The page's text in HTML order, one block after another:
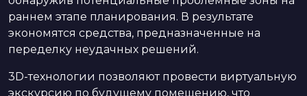
раннем этапе планирования. В результате
экономятся средства, предназначенные на
переделку неудачных решений.
3D-технологии позволяют провести виртуальную
экскурсию по будущему помещению, что